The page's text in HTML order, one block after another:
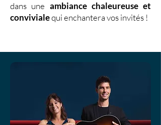
dans une ambiance chaleureuse et
convivialequi enchantera vos invités !